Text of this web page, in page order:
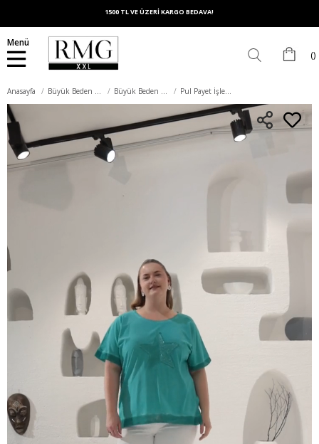
1500 TL VE ÜZERİ KARGO BEDAVA!
Menü
Anasayfa Büyük Beden Üst Giyim Büyük Beden Tişört Pul Payet İşlemeli Büyük Beden Boyamalı Tişört Turkuaz